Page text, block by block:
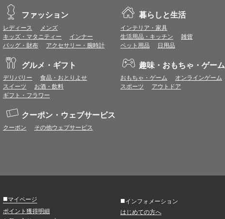
ファッション
レディース
メンズ
キッズ・マタニティー
インナー
バッグ・財布
アクセサリー・腕時計
暮らしと生活
インテリア・家具
生活用品・キッチン
雑貨
ペット用品
日用品
グルメ・ギフト
デリバリー
食品・おとりよせ
スイーツ
お酒・飲料
ギフト・フラワー
趣味・おもちゃ・ゲーム
おもちゃ・ゲーム
オンラインゲーム
スポーツ
アウトドア
クーポン・ウェブサービス
クーポン その他ウェブサービス
■マイページ
ポイント獲得明細
■インフォメーション
はじめての方へ